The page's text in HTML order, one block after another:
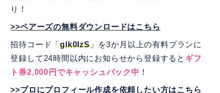
り！
>>ペアーズの無料ダウンロードはこちら
招待コード「glk0IzS」を3か月以上の有料プランに
登録して24時間以内にお知らせから登録すると ギフ
ト券2,000円でキャッシュバック中 ！
>>プロにプロフィール作成を依頼したい方はこちら